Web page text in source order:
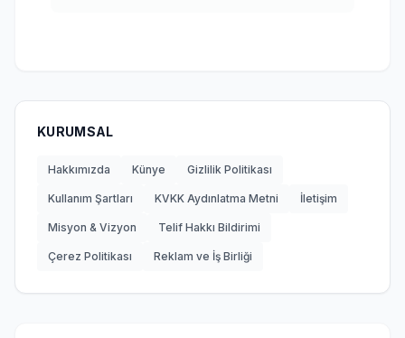
KURUMSAL
Hakkımızda Künye Gizlilik Politikası
Kullanım Şartları KVKK Aydınlatma Metni İletişim
Misyon & Vizyon Telif Hakkı Bildirimi
Çerez Politikası Reklam ve İş Birliği